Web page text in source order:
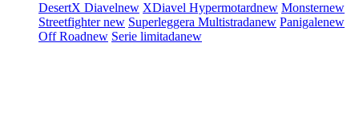
DesertX Diavelnew XDiavel Hypermotardnew Monsternew
Streetfighternew Superleggera Multistradanew Panigalenew
Off Roadnew Serie limitadanew